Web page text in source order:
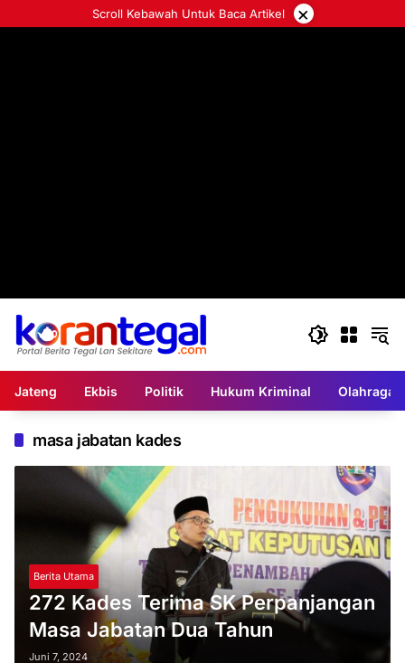
ke
Scroll Kebawah Untuk Baca Artikel ×
Jateng Ekbis Politik Hukum Kriminal Olahraga
masa jabatan kades
Berita Utama
272 Kades Terima SK Perpanjangan
Masa Jabatan Dua Tahun
Juni 7, 2024